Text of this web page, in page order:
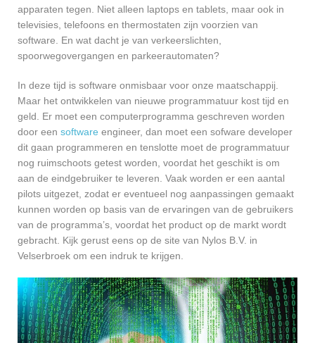
apparaten tegen. Niet alleen laptops en tablets, maar ook in
televisies, telefoons en thermostaten zijn voorzien van
software. En wat dacht je van verkeerslichten,
spoorwegovergangen en parkeerautomaten?
In deze tijd is software onmisbaar voor onze maatschappij.
Maar het ontwikkelen van nieuwe programmatuur kost tijd en
geld. Er moet een computerprogramma geschreven worden
door een software engineer, dan moet een sofware developer
dit gaan programmeren en tenslotte moet de programmatuur
nog ruimschoots getest worden, voordat het geschikt is om
aan de eindgebruiker te leveren. Vaak worden er een aantal
pilots uitgezet, zodat er eventueel nog aanpassingen gemaakt
kunnen worden op basis van de ervaringen van de gebruikers
van de programma’s, voordat het product op de markt wordt
gebracht. Kijk gerust eens op de site van Nylos B.V. in
Velserbroek om een indruk te krijgen.